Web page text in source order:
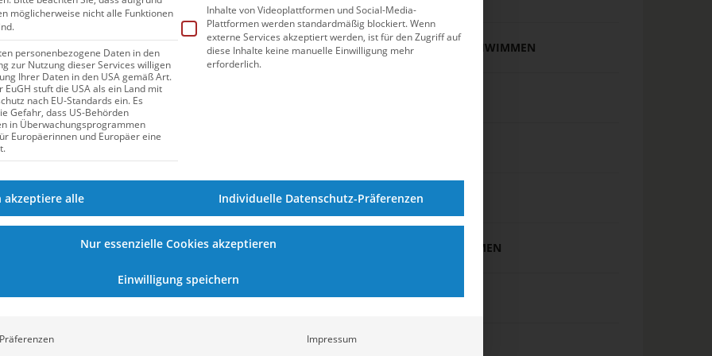
Sport-Union), der über 100m Brust
Artem Selim(Nübad Flipper) lieferte
ansprechende Zeit ab für diesen frühen
Nina Kostund die
sogar für einige nationale Rekorde.
in Heidelberg
2021
Männer
21,95
FREIWASSERSCHWIMMEN
MASTERS
PARA SCHWIMMEN
POLITIK
möglicherweise nicht alle Funktionen
personenbezogene Daten in den
zur Nutzung dieser Services willigen
Ihrer Daten in den USA gemäß Art.
EuGH stuft die USA als ein Land mit
nach EU-Standards ein. Es
Gefahr, dass US-Behörden
in Überwachungsprogrammen
Europäerinnen und Europäer eine
Inhalte von Videoplattformen und Social-Media-
Plattformen werden standardmäßig blockiert. Wenn
externe Services akzeptiert werden, ist für den Zugriff auf
diese Inhalte keine manuelle Einwilligung mehr
erforderlich.
akzeptiere alle Individuelle Datenschutz-Präferenzen
Nur essenzielle Cookies akzeptieren
Einwilligung speichern
Präferenzen Impressum